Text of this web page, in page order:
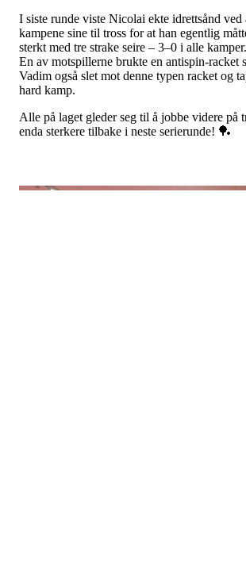
I siste runde viste Nicolai ekte idrettsånd
kampene sine til tross for at han egentlig
sterkt med tre strake seire – 3–0 i alle kamper.
En av motspillerne brukte en antispin-racket
Vadim også slet mot denne typen racket og
hard kamp.
Alle på laget gleder seg til å jobbe videre på
enda sterkere tilbake i neste serierunde! 🏓